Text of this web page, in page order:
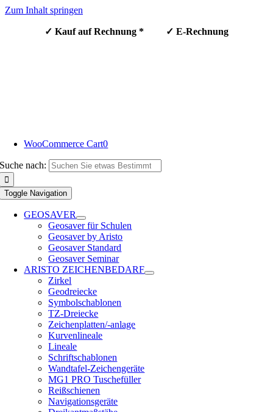
Zum Inhalt springen
✓ Kauf auf Rechnung * ✓ E-Rechnung
WooCommerce Cart0
Suche nach:
Toggle Navigation
GEOSAVER
Geosaver für Schulen
Geosaver by Aristo
Geosaver Standard
Geosaver Seminar
ARISTO ZEICHENBEDARF
Zirkel
Geodreiecke
Symbolschablonen
TZ-Dreiecke
Zeichenplatten/-anlage
Kurvenlineale
Lineale
Schriftschablonen
Wandtafel-Zeichengeräte
MG1 PRO Tuschefüller
Reißschienen
Navigationsgeräte